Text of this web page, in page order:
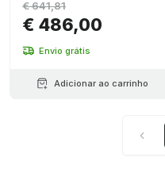
€ 486,00
€ 641,81
Envio grátis
Adicionar ao carrinho